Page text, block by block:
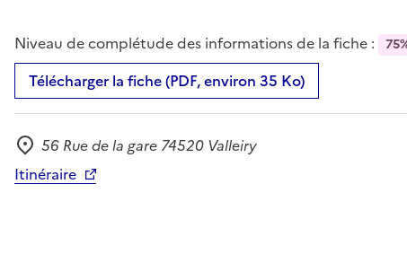
Niveau de complétude des informations de la fiche :
Télécharger la fiche (PDF, environ 35 Ko)
Adresse
56 Rue de la gare 74520 Valleiry
Itinéraire